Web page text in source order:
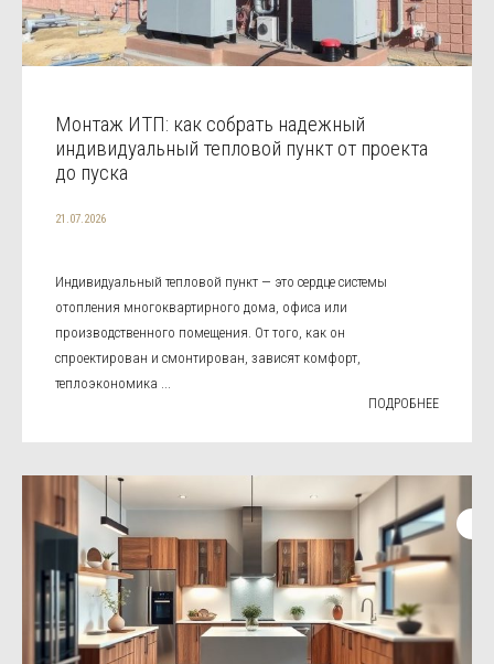
Монтаж ИТП: как собрать надежный
индивидуальный тепловой пункт от проекта
до пуска
21.07.2026
Индивидуальный тепловой пункт — это сердце системы
отопления многоквартирного дома, офиса или
производственного помещения. От того, как он
спроектирован и смонтирован, зависят комфорт,
теплоэкономика ...
ПОДРОБНЕЕ